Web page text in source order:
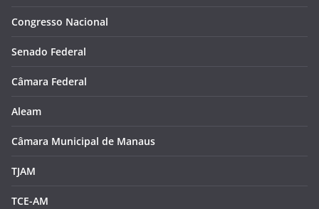
Congresso Nacional
Senado Federal
Câmara Federal
Aleam
Câmara Municipal de Manaus
TJAM
TCE-AM